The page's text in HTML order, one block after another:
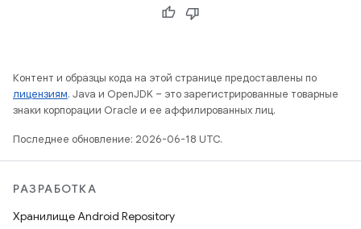
Контент и образцы кода на этой странице предоставлены по
лицензиям. Java и OpenJDK – это зарегистрированные товарные
знаки корпорации Oracle и ее аффилированных лиц.
Последнее обновление: 2026-06-18 UTC.
РАЗРАБОТКА
Хранилище Android Repository